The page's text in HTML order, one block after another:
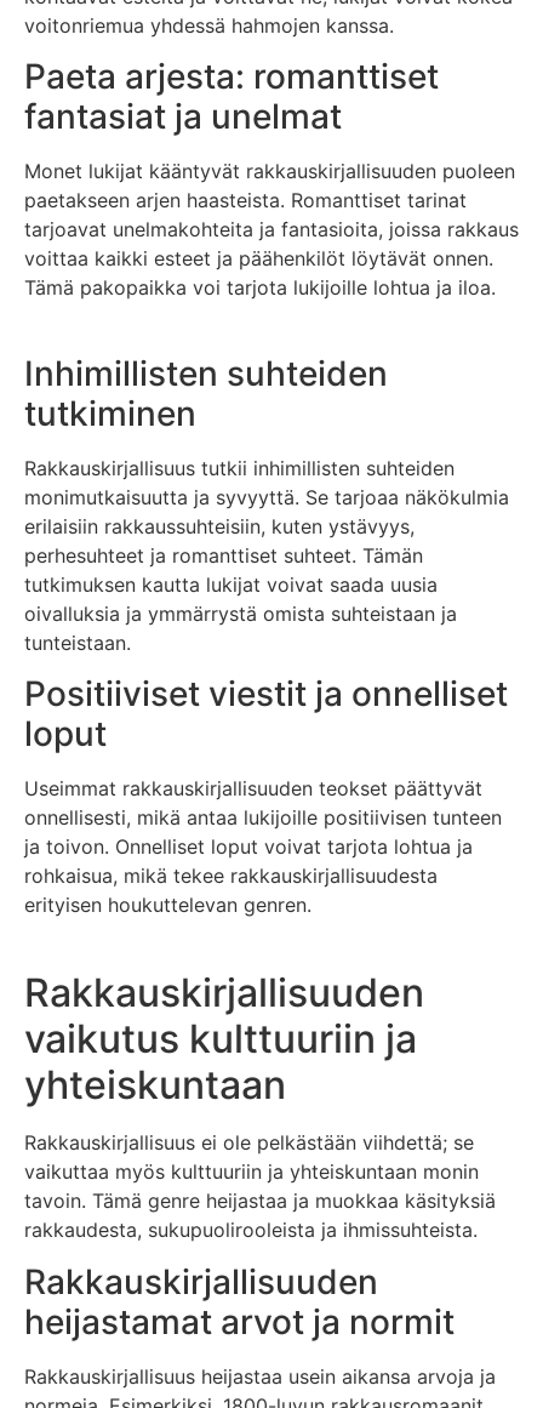
voitonriemua yhdessä hahmojen kanssa.
Paeta arjesta: romanttiset
fantasiat ja unelmat
Monet lukijat kääntyvät rakkauskirjallisuuden puoleen
paetakseen arjen haasteista. Romanttiset tarinat
tarjoavat unelmakohteita ja fantasioita, joissa rakkaus
voittaa kaikki esteet ja päähenkilöt löytävät onnen.
Tämä pakopaikka voi tarjota lukijoille lohtua ja iloa.
Inhimillisten suhteiden
tutkiminen
Rakkauskirjallisuus tutkii inhimillisten suhteiden
monimutkaisuutta ja syvyyttä. Se tarjoaa näkökulmia
erilaisiin rakkaussuhteisiin, kuten ystävyys,
perhesuhteet ja romanttiset suhteet. Tämän
tutkimuksen kautta lukijat voivat saada uusia
oivalluksia ja ymmärrystä omista suhteistaan ja
tunteistaan.
Positiiviset viestit ja onnelliset
loput
Useimmat rakkauskirjallisuuden teokset päättyvät
onnellisesti, mikä antaa lukijoille positiivisen tunteen
ja toivon. Onnelliset loput voivat tarjota lohtua ja
rohkaisua, mikä tekee rakkauskirjallisuudesta
erityisen houkuttelevan genren.
Rakkauskirjallisuuden
vaikutus kulttuuriin ja
yhteiskuntaan
Rakkauskirjallisuus ei ole pelkästään viihdettä; se
vaikuttaa myös kulttuuriin ja yhteiskuntaan monin
tavoin. Tämä genre heijastaa ja muokkaa käsityksiä
rakkaudesta, sukupuolirooleista ja ihmissuhteista.
Rakkauskirjallisuuden
heijastamat arvot ja normit
Rakkauskirjallisuus heijastaa usein aikansa arvoja ja